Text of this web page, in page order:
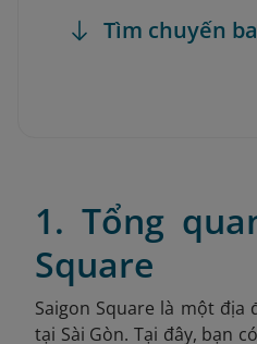
Tìm chuyến
1. Tổng
Square
Saigon Square là một địa
tại Sài Gòn. Tại đây, bạn